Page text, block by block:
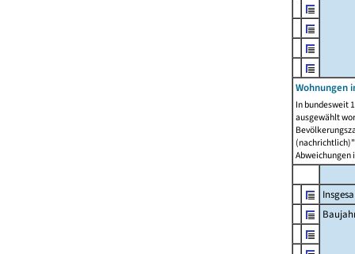
Wohnungen
In bundesweit
ausgewählt
Abweichungen